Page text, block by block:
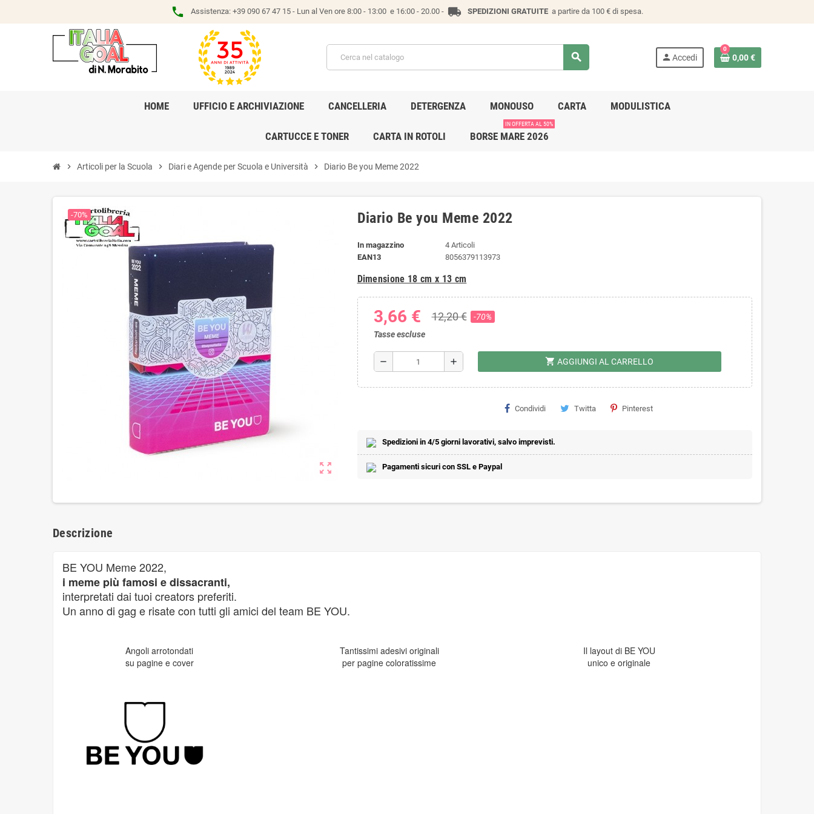
phone Assistenza: +39 090 67 47 15 - Lun al Ven ore 8:00 - 13:00 e 16:00 - 20.00 - local_shipping SPEDIZIONI GRATUITE a partire da 100 € di spesa.
search person Accedi
0
0,00 €
HOME UFFICIO E ARCHIVIAZIONE CANCELLERIA DETERGENZA MONOUSO CARTA MODULISTICA
CARTUCCE E TONER CARTA IN ROTOLI BORSE MARE 2026
IN OFFERTA AL 50%
chevron_right Articoli per la Scuola chevron_right Diari e Agende per Scuola e Università chevron_right Diario Be you Meme 2022
zoom_out_map
-70% Diario Be you Meme 2022
In magazzino
4 Articoli
EAN13
8056379113973
Dimensione 18 cm x 13 cm
3,66 € 12,20 €
-70%
Tasse escluse
remove add shopping_cart AGGIUNGI AL CARRELLO
Condividi Twitta Pinterest
Spedizioni in 4/5 giorni lavorativi, salvo imprevisti.
Pagamenti sicuri con SSL e Paypal
Descrizione
BE YOU Meme 2022,
i meme più famosi e dissacranti,
interpretati dai tuoi creators preferiti.
Un anno di gag e risate con tutti gli amici del team BE YOU.
Angoli arrotondati
su pagine e cover
Tantissimi adesivi originali
per pagine coloratissime
Il layout di BE YOU
unico e originale